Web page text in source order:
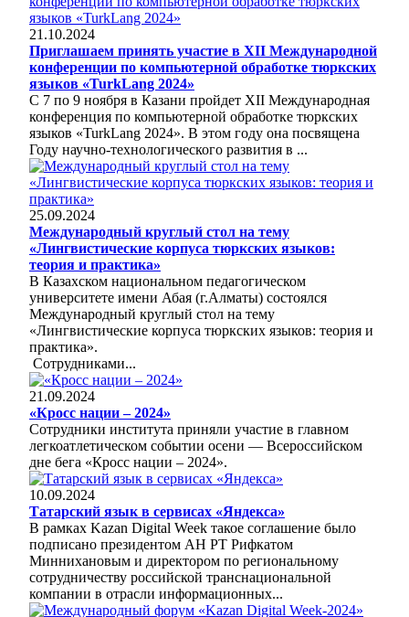
21.10.2024
Приглашаем принять участие в ХII Международной
конференции по компьютерной обработке тюркских
языков «TurkLang 2024»
С 7 по 9 ноября в Казани пройдет ХII Международная
конференция по компьютерной обработке тюркских
языков «TurkLang 2024». В этом году она посвящена
Году научно-технологического развития в ...
25.09.2024
Международный круглый стол на тему
«Лингвистические корпуса тюркских языков:
теория и практика»
В Казахском национальном педагогическом
университете имени Абая (г.Алматы) состоялся
Международный круглый стол на тему
«Лингвистические корпуса тюркских языков: теория и
практика».
Сотрудниками...
21.09.2024
«Кросс нации – 2024»
Сотрудники института приняли участие в главном
легкоатлетическом событии осени — Всероссийском
дне бега «Кросс нации – 2024».
10.09.2024
Татарский язык в сервисах «Яндекса»
В рамках Kazan Digital Week такое соглашение было
подписано президентом АН РТ Рифкатом
Миннихановым и директором по региональному
сотрудничеству российской транснациональной
компании в отрасли информационных...